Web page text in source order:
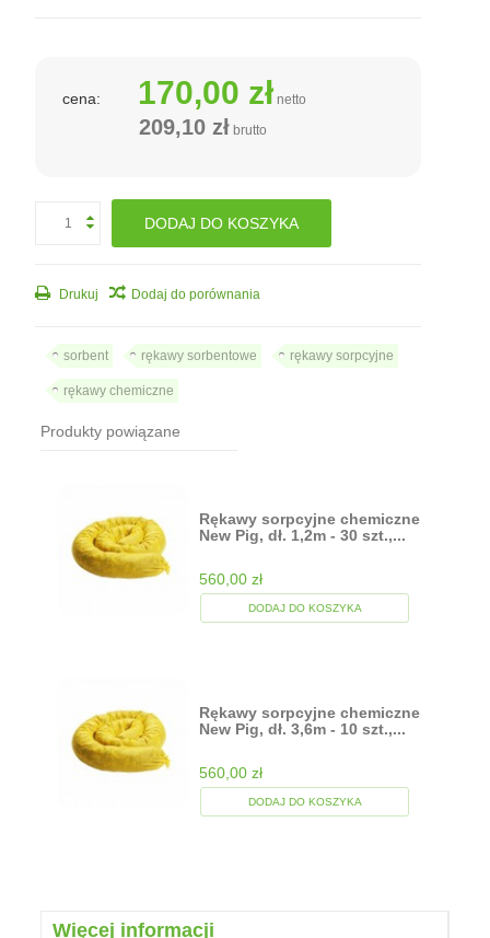
cena: 170,00 zł netto
209,10 zł brutto
DODAJ DO KOSZYKA
Drukuj Dodaj do porównania
sorbent rękawy sorbentowe rękawy sorpcyjne
rękawy chemiczne
Produkty powiązane
Rękawy sorpcyjne chemiczne
New Pig, dł. 1,2m - 30 szt.,...
560,00 zł
DODAJ DO KOSZYKA
Rękawy sorpcyjne chemiczne
New Pig, dł. 3,6m - 10 szt.,...
560,00 zł
DODAJ DO KOSZYKA
Więcej informacji